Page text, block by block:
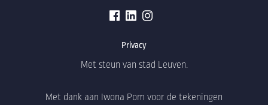
Privacy
Met steun van stad Leuven.
Met dank aan Iwona Pom voor de tekeningen